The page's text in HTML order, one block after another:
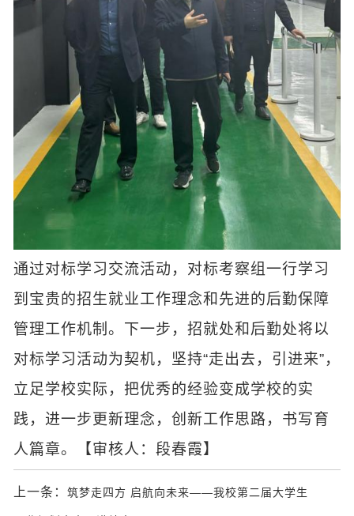
通过对标学习交流活动，对标考察组一行学习
到宝贵的招生就业工作理念和先进的后勤保障
管理工作机制。下一步，招就处和后勤处将以
对标学习活动为契机，坚持“走出去，引进来”，
立足学校实际，把优秀的经验变成学校的实
践，进一步更新理念，创新工作思路，书写育
人篇章。【审核人：段春霞】
上一条： 筑梦走四方 启航向未来——我校第二届大学生